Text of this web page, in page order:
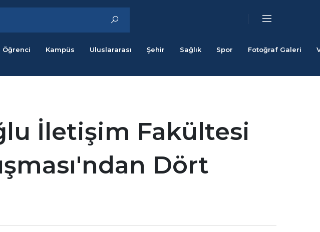
Öğrenci Kampüs Uluslararası Şehir Sağlık Spor Fotoğraf Galeri
İletişim Fakültesi
Dört